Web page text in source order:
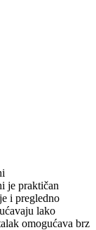
je praktičan
i pregledno
lako
omogućava brz